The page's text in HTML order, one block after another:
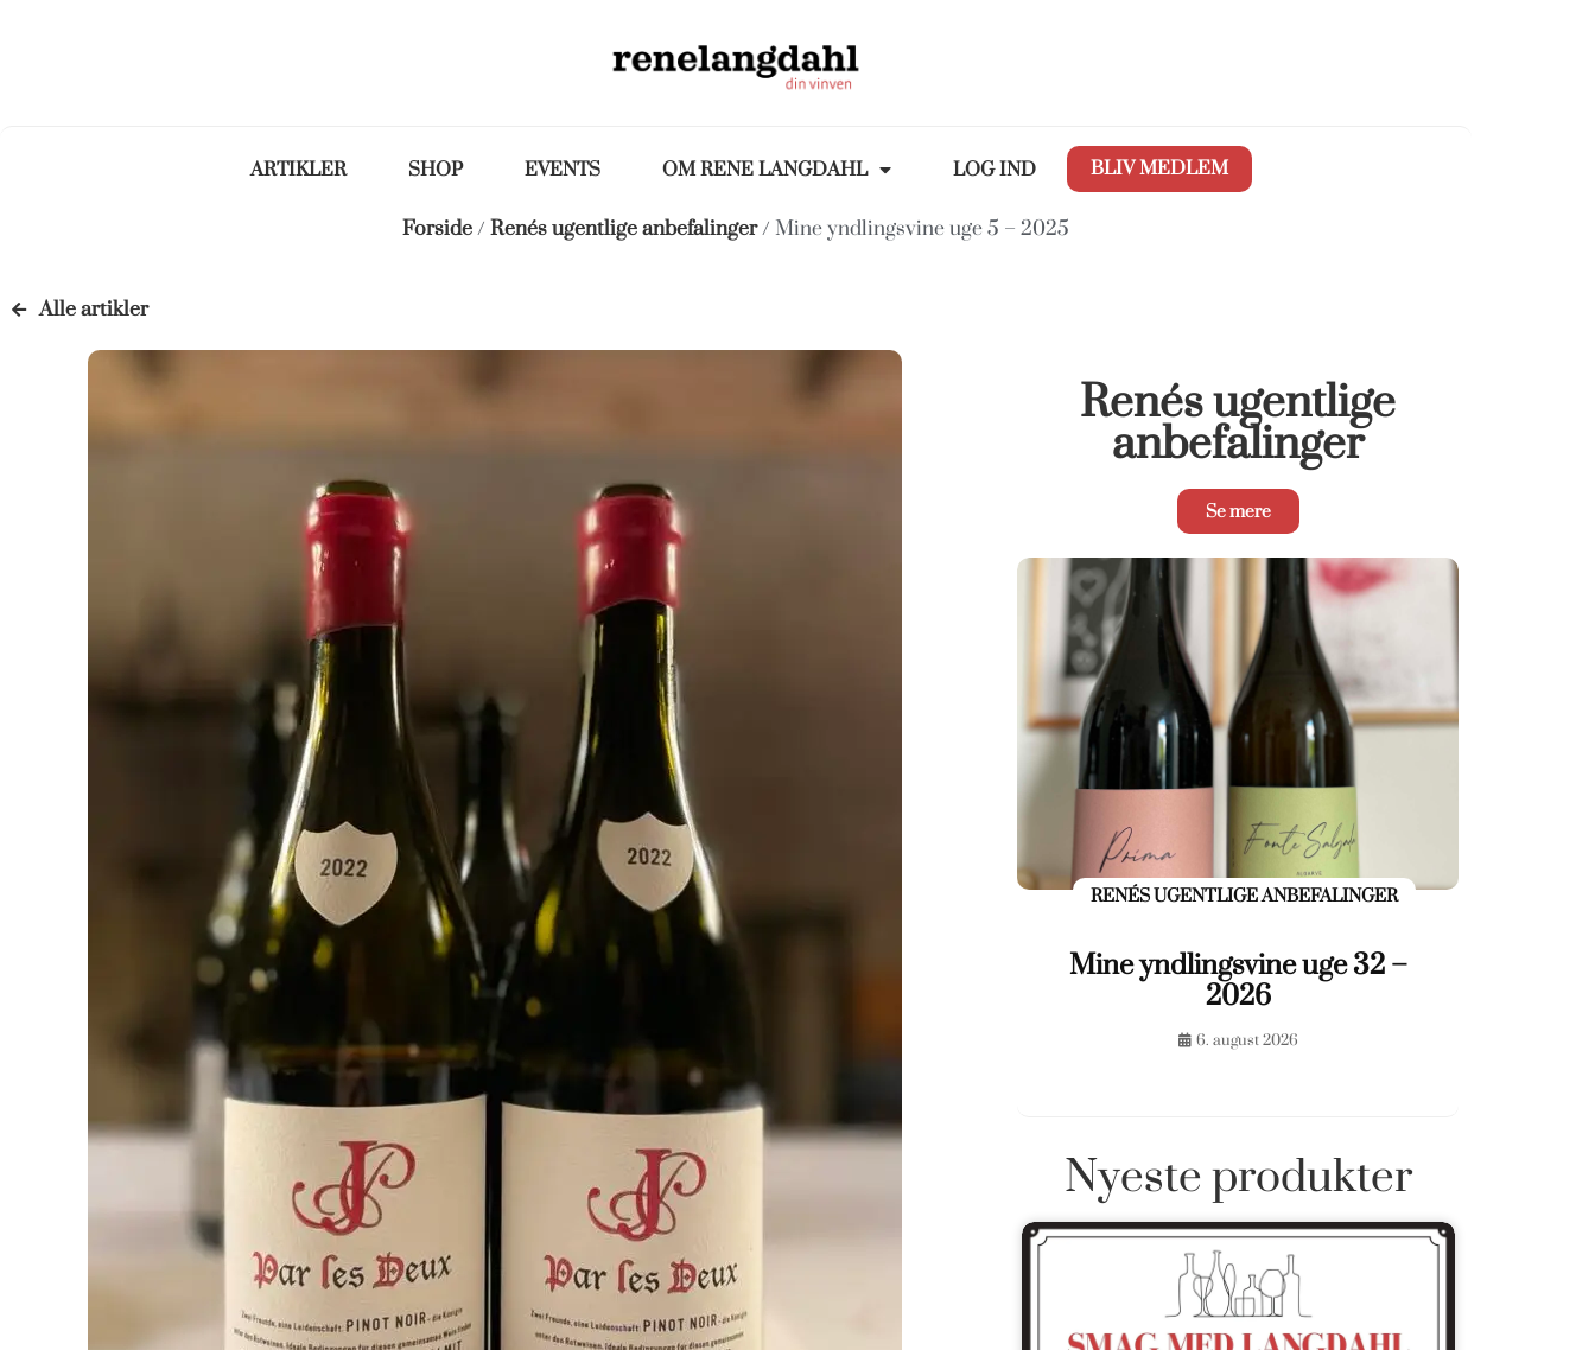
ARTIKLER SHOP EVENTS OM RENE LANGDAHL LOG IND BLIV MEDLEM
Forside/ Renés ugentlige anbefalinger/ Mine yndlingsvine uge 5 – 2025
Alle artikler
Renés ugentlige
anbefalinger
Se mere
RENÉS UGENTLIGE ANBEFALINGER
Mine yndlingsvine uge 32 –
2026
6. august 2026
Nyeste produkter